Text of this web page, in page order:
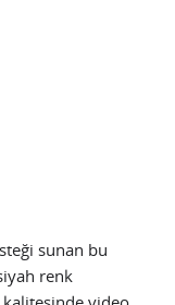
sunan bu
renk